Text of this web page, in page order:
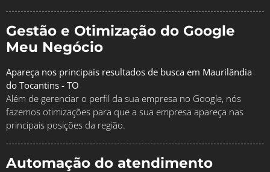
Gestão e Otimização do Google
Meu Negócio
Apareça nos principais resultados de busca em Maurilândia
do Tocantins - TO
Além de gerenciar o perfil da sua empresa no Google, nós
fazemos otimizações para que a sua empresa apareça nas
principais posições da região.
Automação do atendimento